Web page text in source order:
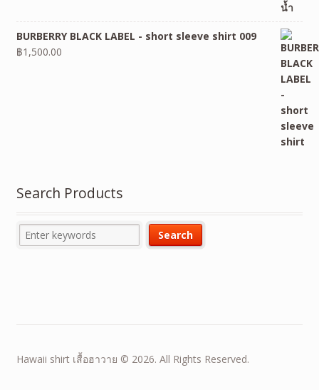
BURBERRY BLACK LABEL - short sleeve shirt 009
฿1,500.00
Search Products
Hawaii shirt เสื้อฮาวาย © 2026. All Rights Reserved.